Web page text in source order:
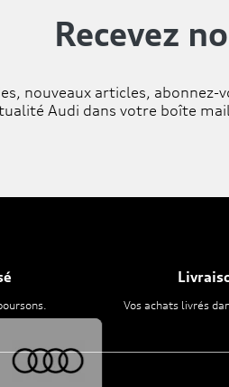
Recevez
nouveaux articles, abonnez-
Audi dans votre boîte
Vos achats livrés